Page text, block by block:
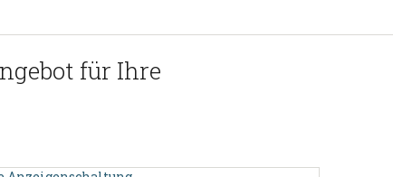
für Ihre